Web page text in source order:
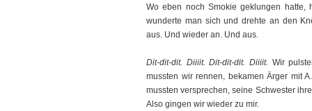
Wo eben noch Smokie geklungen hatte,
wunderte man sich und drehte an den
aus. Und wieder an. Und aus.
Dit-dit-dit. Diiiit. Dit-dit-dit. Diiiit. Wir
mussten wir rennen, bekamen Ärger mit
mussten versprechen, seine Schwester
Also gingen wir wieder zu mir.